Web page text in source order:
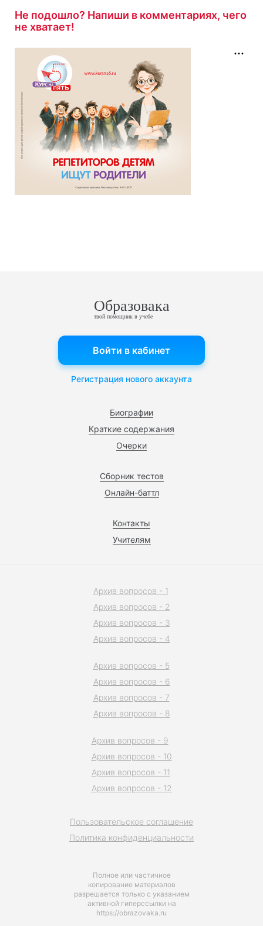
Не подошло? Напиши в комментариях, чего
не хватает!
Образовака
твой помощник в учебе
Биографии
Краткие содержания
Очерки
Сборник тестов
Онлайн-баттл
Контакты
Учителям
Войти в кабинет
Регистрация нового аккаунта
Полное или частичное
копирование материалов
разрешается только с указанием
активной гиперссылки на
https://obrazovaka.ru
Пользовательское соглашение
Политика конфиденциальности
Архив вопросов - 1
Архив вопросов - 2
Архив вопросов - 3
Архив вопросов - 4
Архив вопросов - 5
Архив вопросов - 6
Архив вопросов - 7
Архив вопросов - 8
Архив вопросов - 9
Архив вопросов - 10
Архив вопросов - 11
Архив вопросов - 12